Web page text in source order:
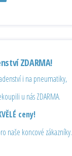
ZDARMA!
i na pneumatiky,
u nás ZDARMA.
ceny!
naše koncové zákazníky.